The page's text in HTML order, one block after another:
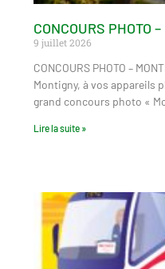
CONCOURS PHOTO
9 juillet 2026
CONCOURS PHOTO –
Montigny, à vos appareils
grand concours photo «
Lire la suite »